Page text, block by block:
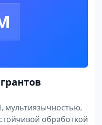
мультиязычностью,
обработкой